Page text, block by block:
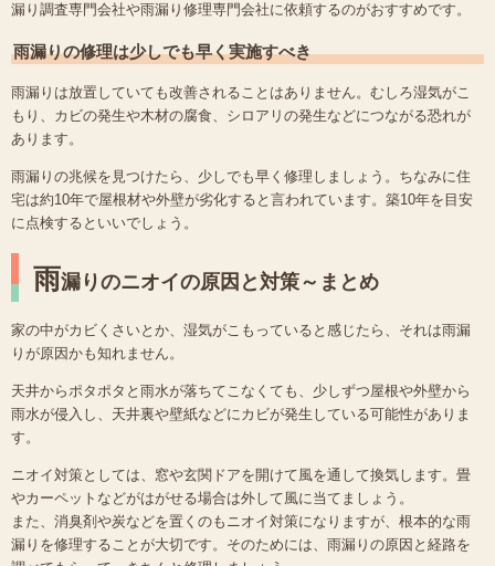
漏り調査専門会社や雨漏り修理専門会社に依頼するのがおすすめです。
雨漏りの修理は少しでも早く実施すべき
雨漏りは放置していても改善されることはありません。むしろ湿気がこ
もり、カビの発生や木材の腐食、シロアリの発生などにつながる恐れが
あります。
雨漏りの兆候を見つけたら、少しでも早く修理しましょう。ちなみに住
宅は約10年で屋根材や外壁が劣化すると言われています。築10年を目安
に点検するといいでしょう。
雨漏りのニオイの原因と対策～まとめ
家の中がカビくさいとか、湿気がこもっていると感じたら、それは雨漏
りが原因かも知れません。
天井からポタポタと雨水が落ちてこなくても、少しずつ屋根や外壁から
雨水が侵入し、天井裏や壁紙などにカビが発生している可能性がありま
す。
ニオイ対策としては、窓や玄関ドアを開けて風を通して換気します。畳
やカーペットなどがはがせる場合は外して風に当てましょう。
また、消臭剤や炭などを置くのもニオイ対策になりますが、根本的な雨
漏りを修理することが大切です。そのためには、雨漏りの原因と経路を